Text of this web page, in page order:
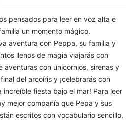
pensados para leer en voz alta e
un momento mágico.
aventura con Peppa, su familia y
llenos de magia viajarás con
aventuras con unicornios, sirenas y
del arcoíris y ¡celebrarás con
increíble fiesta bajo el mar! Para leer
mejor compañía que Pepa y sus
escritos con vocabulario sencillo,